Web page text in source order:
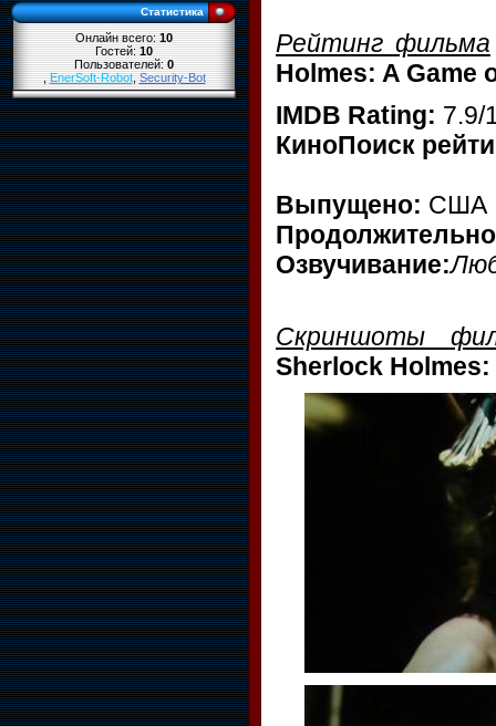
Статистика
Онлайн всего:10
Гостей:10
Пользователей:0
,EnerSoft-Robot,Security-Bot
Рейтинг фильма
Holmes: A Game
IMDB Rating: 7.9/
КиноПоиск
Выпущено: США
Озвучивание:
Скриншоты
Sherlock